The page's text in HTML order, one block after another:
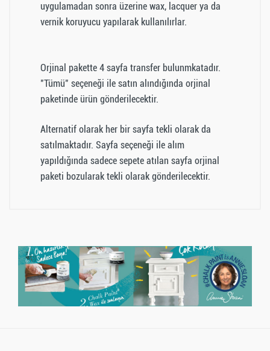
uygulamadan sonra üzerine wax, lacquer ya da
vernik koruyucu yapılarak kullanılırlar.
Orjinal pakette 4 sayfa transfer bulunmkatadır.
"Tümü" seçeneği ile satın alındığında orjinal
paketinde ürün gönderilecektir.
Alternatif olarak her bir sayfa tekli olarak da
satılmaktadır. Sayfa seçeneği ile alım
yapıldığında sadece sepete atılan sayfa orjinal
paketi bozularak tekli olarak gönderilecektir.
giriş yapmalısınız.Giriş yapmak için tıklayın)